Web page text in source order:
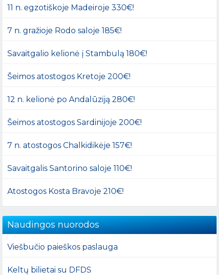
11 n. egzotiškoje Madeiroje 330€!
7 n. gražioje Rodo saloje 185€!
Savaitgalio kelionė į Stambulą 180€!
Šeimos atostogos Kretoje 200€!
12 n. kelionė po Andalūziją 280€!
Šeimos atostogos Sardinijoje 200€!
7 n. atostogos Chalkidikėje 157€!
Savaitgalis Santorino saloje 110€!
Atostogos Kosta Bravoje 210€!
Naudingos nuorodos
Viešbučio paieškos paslauga
Keltų bilietai su DFDS